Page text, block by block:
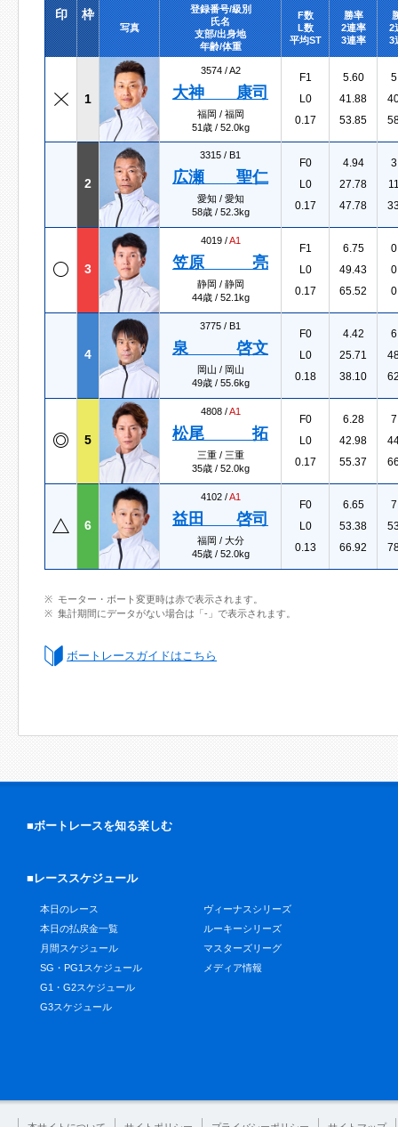
印 枠
写真
登録番号/級別
氏名
支部/出身地
年齢/体重
F数
L数
平均ST
勝率
2連率
3連率
2
3
1
3574 /A2
大神 康司
福岡 / 福岡
51歳 / 52.0kg
F1
L0
0.17
5.60
41.88
53.85
2
3315 / B1
広瀬 聖仁
愛知 / 愛知
58歳 / 52.3kg
F0
L0
0.17
4.94
27.78
47.78
3
4019 /A1
笠原 亮
静岡 / 静岡
44歳 / 52.1kg
F1
L0
0.17
6.75
49.43
65.52
4
3775 / B1
泉 啓文
岡山 / 岡山
49歳 / 55.6kg
F0
L0
0.18
4.42
25.71
38.10
5
4808 /A1
松尾 拓
三重 / 三重
35歳 / 52.0kg
F0
L0
0.17
6.28
42.98
55.37
6
4102 /A1
益田 啓司
福岡 / 大分
45歳 / 52.0kg
F0
L0
0.13
6.65
53.38
66.92
モーター・ボート変更時は赤で表示されます。
集計期間にデータがない場合は「-」で表示されます。
ボートレースガイドはこちら
■ボートレースを知る楽しむ
■レーススケジュール
本日のレース
本日の払戻金一覧
月間スケジュール
SG・PG1スケジュール
G1・G2スケジュール
G3スケジュール
ヴィーナスシリーズ
ルーキーシリーズ
マスターズリーグ
メディア情報